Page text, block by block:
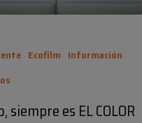
Ecofilm Información
siempre es EL COLOR